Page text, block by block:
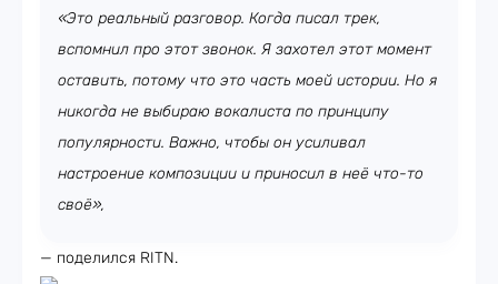
«Это реальный разговор. Когда писал трек,
вспомнил про этот звонок. Я захотел этот момент
оставить, потому что это часть моей истории. Но я
никогда не выбираю вокалиста по принципу
популярности. Важно, чтобы он усиливал
настроение композиции и приносил в неё что-то
своё»,
— поделился RITN.